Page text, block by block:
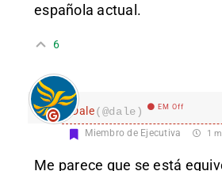
española actual.
6
Dale(@dale) EM Off
Miembro de Ejecutiva 1
Me parece que se está